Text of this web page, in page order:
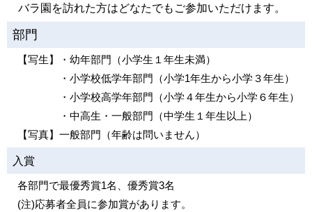
バラ園を訪れた方はどなたでもご参加いただけます。
部門
【写生】・幼年部門（小学生１年生未満）
・小学校低学年部門（小学1年生から小学３年生）
・小学校高学年部門（小学４年生から小学６年生）
・中高生・一般部門（中学生１年生以上）
【写真】一般部門（年齢は問いません）
入賞
各部門で最優秀賞1名、優秀賞3名
(注)応募者全員に参加賞があります。